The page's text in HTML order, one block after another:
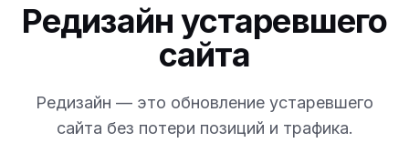
Редизайн устаревшего
сайта
Редизайн — это обновление устаревшего
сайта без потери позиций и трафика.